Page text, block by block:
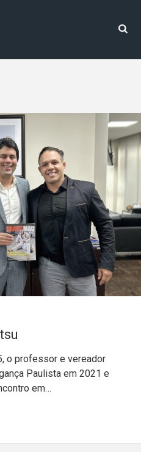
o professor e vereador
Paulista em 2021 e
em…